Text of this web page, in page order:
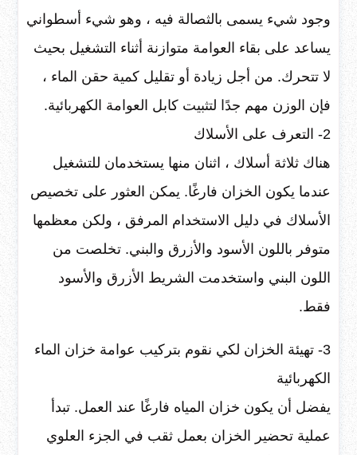
وجود شيء يسمى بالثصالة فيه ، وهو شيء أسطواني
يساعد على بقاء العوامة متوازنة أثناء التشغيل بحيث
لا تتحرك. من أجل زيادة أو تقليل كمية حقن الماء ،
فإن الوزن مهم جدًا لتثبيت كابل العوامة الكهربائية.
2- التعرف على الأسلاك
هناك ثلاثة أسلاك ، اثنان منها يستخدمان للتشغيل
عندما يكون الخزان فارغًا. يمكن العثور على تخصيص
الأسلاك في دليل الاستخدام المرفق ، ولكن معظمها
متوفر باللون الأسود والأزرق والبني. تخلصت من
اللون البني واستخدمت الشريط الأزرق والأسود
فقط.
3- تهيئة الخزان لكي نقوم بتركيب عوامة خزان الماء
الكهربائية
يفضل أن يكون خزان المياه فارغًا عند العمل. تبدأ
عملية تحضير الخزان بعمل ثقب في الجزء العلوي